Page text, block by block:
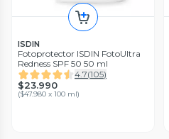
ISDIN
Fotoprotector ISDIN FotoUltra
Redness SPF 50 50 ml
4.7(105)
$23.990
($47.980 x 100 ml)